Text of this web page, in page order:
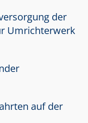
der
Umrichterwerk
auf der